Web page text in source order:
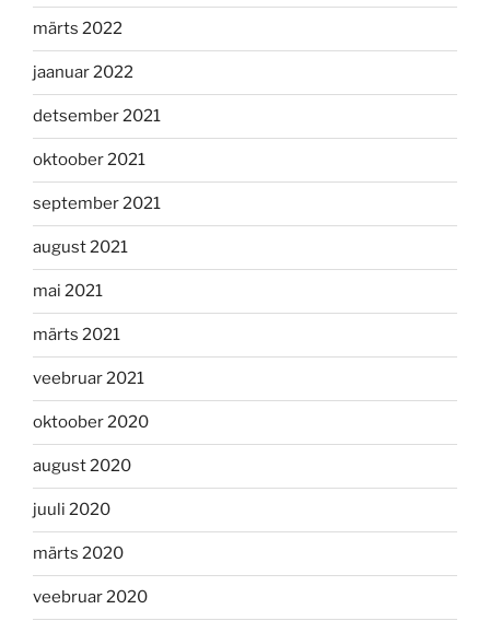
märts 2022
jaanuar 2022
detsember 2021
oktoober 2021
september 2021
august 2021
mai 2021
märts 2021
veebruar 2021
oktoober 2020
august 2020
juuli 2020
märts 2020
veebruar 2020